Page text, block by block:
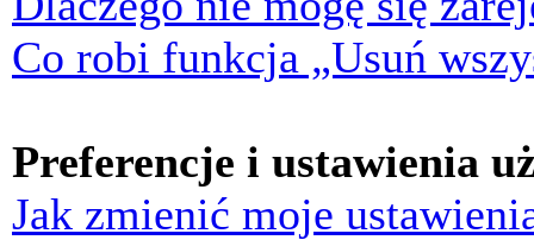
Co robi funkcja „Usuń
Preferencje i ustawienia
Jak zmienić moje